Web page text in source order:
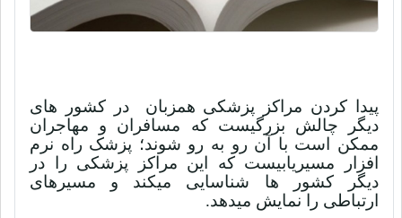
پیدا کردن مراکز پزشکی همزبان در کشور های
دیگر چالش بزرگیست که مسافران و مهاجران
ممکن است با آن رو به رو شوند؛ پزشک راه نرم
افزار مسیریابیست که این مراکز پزشکی را در
دیگر کشور ها شناسایی میکند و مسیرهای
ارتباطی را نمایش میدهد.